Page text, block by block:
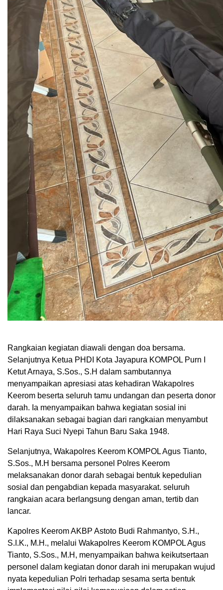
Rangkaian kegiatan diawali dengan doa bersama.
Selanjutnya Ketua PHDI Kota Jayapura KOMPOL Purn I
Ketut Arnaya, S.Sos., S.H dalam sambutannya
menyampaikan apresiasi atas kehadiran Wakapolres
Keerom beserta seluruh tamu undangan dan peserta donor
darah. Ia menyampaikan bahwa kegiatan sosial ini
dilaksanakan sebagai bagian dari rangkaian menyambut
Hari Raya Suci Nyepi Tahun Baru Saka 1948.
Selanjutnya, Wakapolres Keerom KOMPOL Agus Tianto,
S.Sos., M.H bersama personel Polres Keerom
melaksanakan donor darah sebagai bentuk kepedulian
sosial dan pengabdian kepada masyarakat. seluruh
rangkaian acara berlangsung dengan aman, tertib dan
lancar.
Kapolres Keerom AKBP Astoto Budi Rahmantyo, S.H.,
S.I.K., M.H., melalui Wakapolres Keerom KOMPOL Agus
Tianto, S.Sos., M.H, menyampaikan bahwa keikutsertaan
personel dalam kegiatan donor darah ini merupakan wujud
nyata kepedulian Polri terhadap sesama serta bentuk